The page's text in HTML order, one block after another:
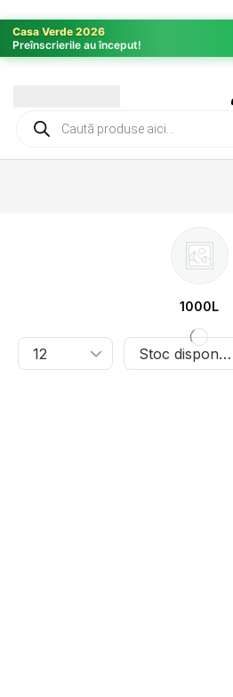
Casa Verde 2026
Preînscrierile au început!
1000L